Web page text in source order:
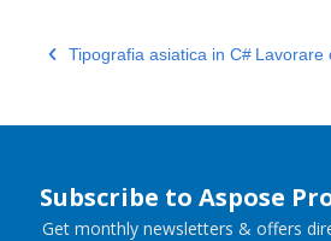
Tipografia asiatica in C# Lavorare
Subscribe to Aspose
Get monthly newsletters & offers